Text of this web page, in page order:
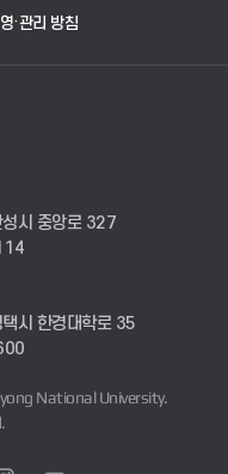
·관리 방침
시 중앙로 327
시 한경대학로 35
National University.